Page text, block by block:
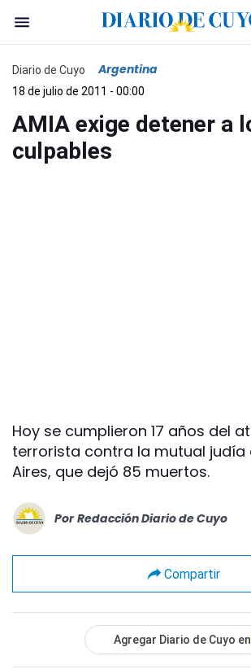
Diario de Cuyo Argentina
18 de julio de 2011 - 00:00
AMIA exige detener a
culpables
Hoy se cumplieron 17 años del
terrorista contra la mutual judía
Aires, que dejó 85 muertos.
Por Redacción Diario de Cuyo
Compartir
Agregar Diario de Cuyo en